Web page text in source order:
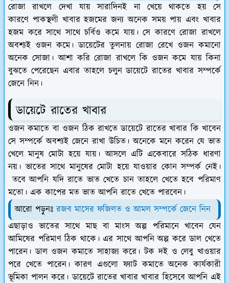
রোজা রাখলে দেখা যায় সারাদিনই না খেয়ে থাকতে হয় সে
কারণে পাকস্থলী খাবার হজমের জন্য অনেক সময় পায় এবং খাবার
হজম করে সাথে সাথে চর্বিও কমে যায়। সে কারণে রোজা রাখলে
অবশ্যই ওজন কমে। ডায়েটের তুলনায় রোজা রেখে ওজন কমানো
অনেক সোজা। আশা করি রোজা রাখলে কি ওজন কমে যায় কিনা
বুঝতে পেরেছেন এবার তাহলে চলুন ডায়েটে রাতের খাবার সম্পর্কে
জেনে নিন।
ডায়েটে রাতের খাবার
ওজন কমাতে বা ওজন ঠিক রাখতে ডায়েটে রাতের খাবার কি খাবেন
সে সম্পর্কে অবশ্যই জেনে রাখা উচিত। অনেকে মনে করেন যে ভাত
খেলে মানুষ মোটা হয়ে যায়। আসলে এটি একেবারে সঠিক ধারণা
নয়। ভাতের সাথে মানুষের মোটা হয়ে যাওয়ার কোন সম্পর্ক নেই।
তবে আপনি যদি রাতে ভাত খেতে চান তাহলে খেতে হবে পরিমাণ
মতো। এক কাপের মত ভাত আপনি রাতে খেতে পারবেন।
আরো পড়ুনঃরজব মাসের ফজিলত ও আমল সম্পর্কে জেনে নিন
এছাড়াও ভাতের সাথে মাছ বা মাংস অল্প পরিমানে খাবেন যেন
আমিষের পরিমাণ ঠিক থাকে। এর সাথে আপনি অল্প করে ডাল খেতে
পারেন। ডাল ওজন কমাতে সাহাজ্য করে। টক দই ও লেবু খাওয়ার
পরে খেতে পারেন। কারণ এগুলো ফ্যাট কমাতে অনেক কার্যকারী
ভূমিকা পালন করে। ডায়েটে রাতের খাবার খাবার হিসেবে আপনি এই